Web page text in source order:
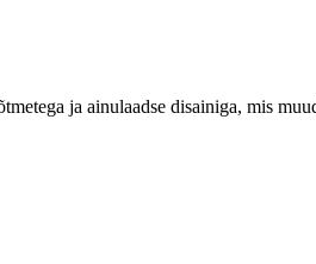
ja ainulaadse disainiga, mis